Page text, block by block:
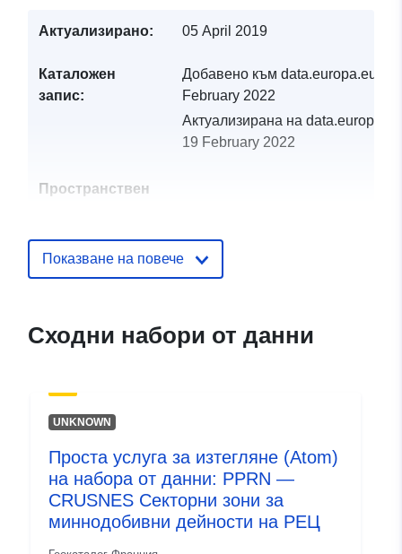
Актуализирано: 05 April 2019
Каталожен
запис:
Добавено към data.europa.eu:
February 2022
Актуализирана на
19 February 2022
Пространствен
Идентификатор
и:
http://descartes-dev.cete-
mediterranee.i2/service/fr-
23ce8cb8e933
Тип:
Ресурси:
http://inspire.ec.europa.eu/
codelist/ResourceType/services
Показване на повече
Сходни набори от данни
UNKNOWN
Проста услуга за изтегляне (Atom)
на набора от данни: PPRN —
CRUSNES Секторни зони за
миннодобивни дейности на РЕЦ